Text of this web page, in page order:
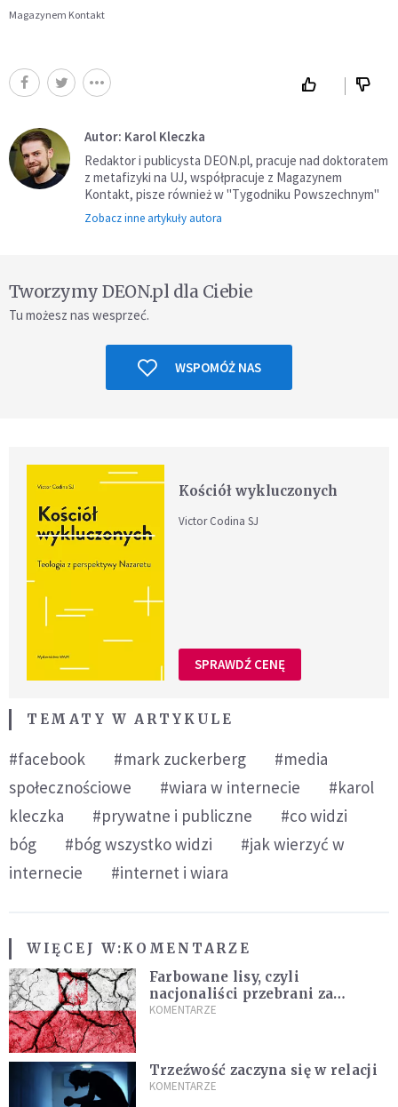
Magazynem Kontakt
Autor: Karol Kleczka
Redaktor i publicysta DEON.pl, pracuje nad doktoratem
z metafizyki na UJ, współpracuje z Magazynem
Kontakt, pisze również w "Tygodniku Powszechnym"
Zobacz inne artykuły autora
Tworzymy DEON.pl dla Ciebie
Tu możesz nas wesprzeć.
WSPOMÓŻ NAS
Kościół wykluczonych
Victor Codina SJ
SPRAWDŹ CENĘ
TEMATY W ARTYKULE
#facebook #mark zuckerberg
#media
społecznościowe
#wiara w internecie
#karol
kleczka
#prywatne i publiczne
#co widzi
bóg
#bóg wszystko widzi
#jak wierzyć w
internecie
#internet i wiara
WIĘCEJ W:KOMENTARZE
Farbowane lisy, czyli
nacjonaliści przebrani za
chrześcijan
KOMENTARZE
Trzeźwość zaczyna się w relacji
KOMENTARZE